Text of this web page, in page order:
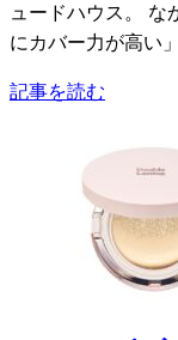
ュードハウス。 な
にカバー力が高い
記事を読む